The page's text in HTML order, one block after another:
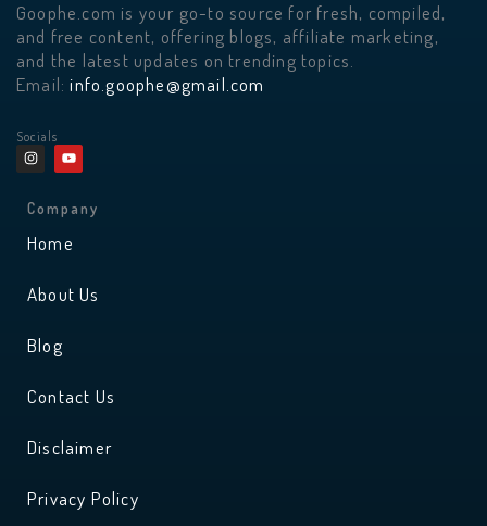
Goophe.com is your go-to source for fresh, compiled,
and free content, offering blogs, affiliate marketing,
and the latest updates on trending topics.
Email:info.goophe@gmail.com
Socials
I
n
s
a
r
a
Y
o
u
u
Company
Home
About Us
Blog
Contact Us
Disclaimer
Privacy Policy